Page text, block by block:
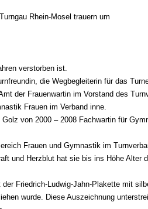
Rhein-Mosel trauern um
verstorben ist.
die Wegbegleiterin für das
der Frauenwartin im Vorstand des
Frauen im Verband inne.
Golz von 2000 – 2008 Fachwartin für
Frauen und Gymnastik im
und Herzblut hat sie bis ins Höhe
Friedrich-Ludwig-Jahn-Plakette mit
wurde. Diese Auszeichnung